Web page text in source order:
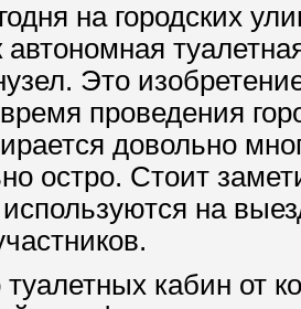
на городских
автономная
Это
проведения
довольно
остро. Стоит
используются на
туалетных кабин от